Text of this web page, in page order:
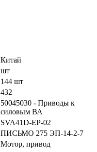
Китай
шт
144 шт
432
50045030 - Приводы к
силовым ВА
SVA41D-EP-02
ПИСЬМО 275 ЭП-14-2-7
Мотор, привод